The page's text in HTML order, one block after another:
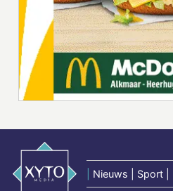
Nieuws | Sport |